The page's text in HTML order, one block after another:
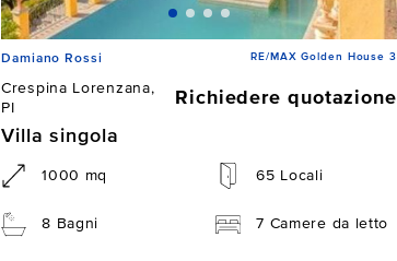
Damiano Rossi RE/MAX Golden House 3
Crespina Lorenzana,
PI
Richiedere quotazione
Villa singola
1000 mq 65 Locali
8 Bagni 7 Camere da letto